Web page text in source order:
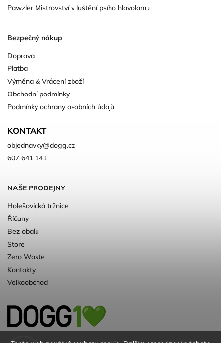
Pawzler Mistrovství v luštění psího hlavolamu
Bezpečný nákup
Doprava
Platba
Výměna & Vrácení zboží
Obchodní podmínky
Podmínky ochrany osobních údajů
KONTAKT
objednavky@dogg.cz
607 641 141
NAŠE PRODEJNY
Holešovická tržnice
Říčany
Bez obalu
Store
Zero Waste
Kontakty
Velkoobchod